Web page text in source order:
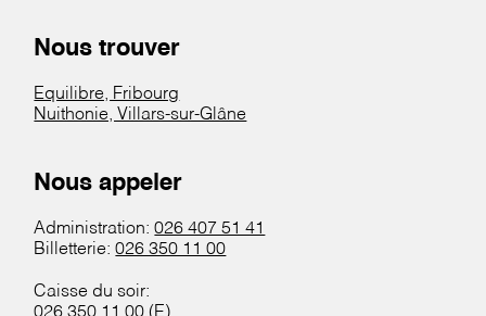
Nous trouver
Equilibre, Fribourg
Nuithonie, Villars-sur-Glâne
Nous appeler
Administration:026 407 51 41
Billetterie:026 350 11 00
Caisse du soir:
026 350 11 00 (E)